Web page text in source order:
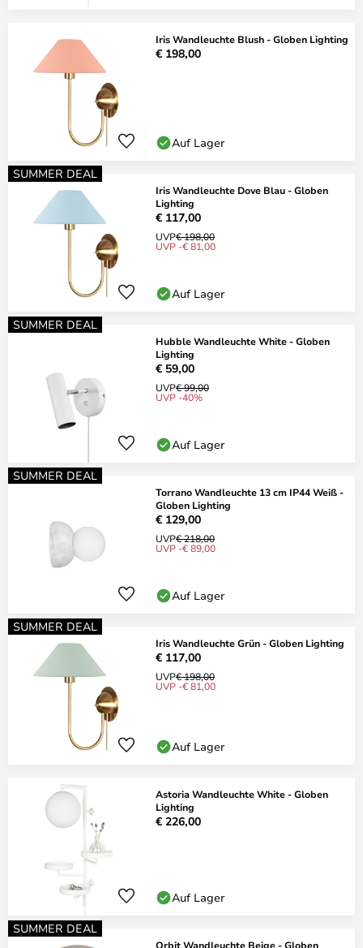
Iris Wandleuchte Blush - Globen Lighting
€ 198,00
Auf Lager
SUMMER DEAL
Iris Wandleuchte Dove Blau - Globen
Lighting
€ 117,00
UVP€ 198,00
UVP -€ 81,00
Auf Lager
SUMMER DEAL
Hubble Wandleuchte White - Globen
Lighting
€ 59,00
UVP€ 99,00
UVP -40%
Auf Lager
SUMMER DEAL
Torrano Wandleuchte 13 cm IP44 Weiß -
Globen Lighting
€ 129,00
UVP€ 218,00
UVP -€ 89,00
Auf Lager
SUMMER DEAL
Iris Wandleuchte Grün - Globen Lighting
€ 117,00
UVP€ 198,00
UVP -€ 81,00
Auf Lager
Astoria Wandleuchte White - Globen
Lighting
€ 226,00
Auf Lager
SUMMER DEAL
Orbit Wandleuchte Beige - Globen